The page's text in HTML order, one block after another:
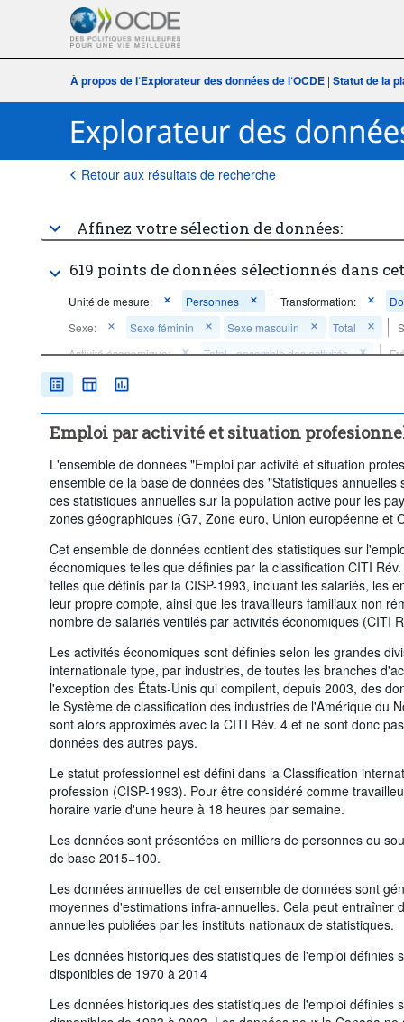
À propos de l‘Explorateur des données de l‘OCDE | Statut de la
Retour aux résultats de recherche
Affinez votre sélection de données:
619 points de données sélectionnés dans
Unité de mesure: Personnes Transformation:
Sexe:
Sexe féminin Sexe masculin Total
Activité économique:
Total - ensemble des activités
Période temporelle:
Emploi par activité et situation
L'ensemble de données "Emploi par activité et situation
ensemble de la base de données des "Statistiques
ces statistiques annuelles sur la population active pour les
zones géographiques (G7, Zone euro, Union européenne et
Cet ensemble de données contient des statistiques sur
économiques telles que définies par la classification CITI
telles que définis par la CISP-1993, incluant les salariés, les
leur propre compte, ainsi que les travailleurs familiaux non
nombre de salariés ventilés par activités économiques (CITI
Les activités économiques sont définies selon les grandes
internationale type, par industries, de toutes les branches
l'exception des États-Unis qui compilent, depuis 2003, des
le Système de classification des industries de l'Amérique du
sont alors approximés avec la CITI Rév. 4 et ne sont donc
données des autres pays.
Le statut professionnel est défini dans la Classification
profession (CISP-1993). Pour être considéré comme
horaire varie d'une heure à 18 heures par semaine.
Les données sont présentées en milliers de personnes ou
de base 2015=100.
Les données annuelles de cet ensemble de données sont
moyennes d'estimations infra-annuelles. Cela peut entraîner
annuelles publiées par les instituts nationaux de statistiques.
Les données historiques des statistiques de l'emploi définies
disponibles de 1970 à 2014
Les données historiques des statistiques de l'emploi définies